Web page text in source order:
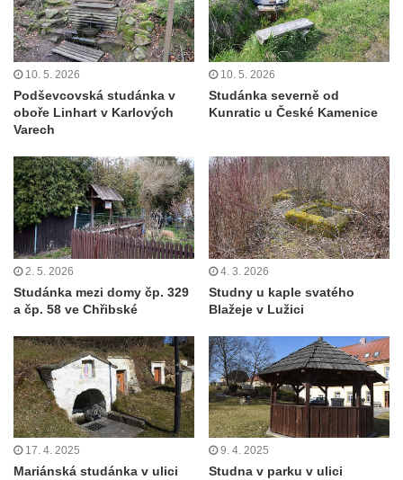
Jupiterova kašna na Dolním náměstí v
Olomouci
Kašna na Masarykově náměstí ve Vyškově
Zpívající fontána na Masarykově náměstí v
Hodoníně
náměstí v Teplicích
Kašna v parku na Lázeňském náměstí u
lázeňského domu Beethoven v Teplicích
Fontána Pampeliška v parku u Císařských
lázní v Teplicích
Kašna na Laubeho náměstí u Císařských
Porcelánová kašna na křižovatce u
Krušnohorského divadla v Teplicích
Porcelánová fontána v areálu Českého
porcelánu v Dubí
Kašna v parku před kostelem
Neposkvrněného početí Panny Marie v
10. 5. 2026
Podševcovská studánka v
oboře Linhart v Karlových
Varech
10. 5. 2026
Studánka severně od
Kunratic u České Kamenice
2. 5. 2026
Studánka mezi domy čp. 329
a čp. 58 ve Chřibské
4. 3. 2026
Studny u kaple svatého
Blažeje v Lužici
17. 4. 2025
Mariánská studánka v ulici
9. 4. 2025
Studna v parku v ulici